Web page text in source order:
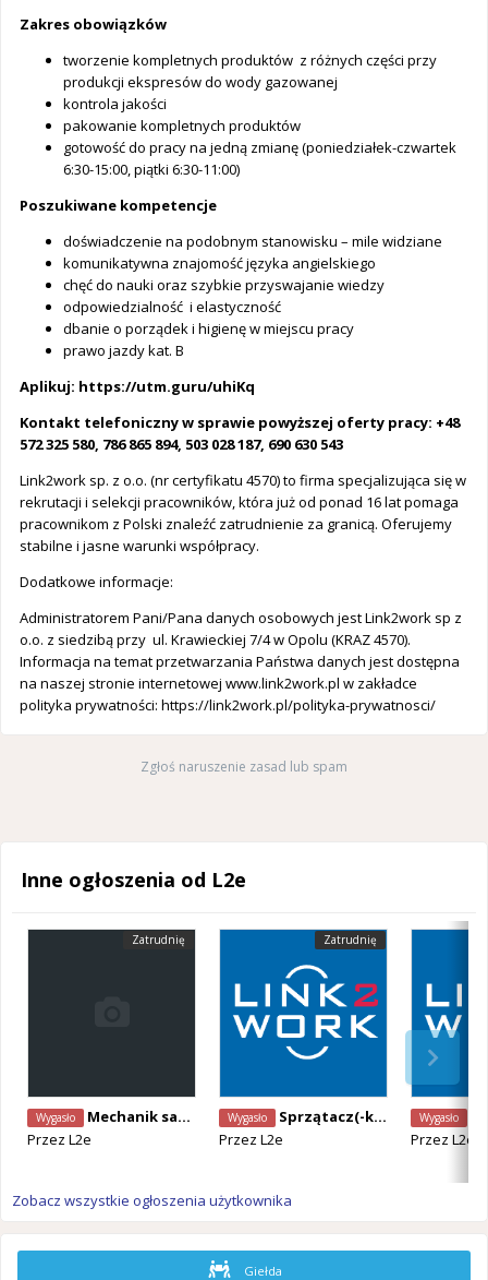
Zakres obowiązków
tworzenie kompletnych produktów z różnych części przy
produkcji ekspresów do wody gazowanej
kontrola jakości
pakowanie kompletnych produktów
gotowość do pracy na jedną zmianę (poniedziałek-czwartek
6:30-15:00, piątki 6:30-11:00)
Poszukiwane kompetencje
doświadczenie na podobnym stanowisku – mile widziane
komunikatywna znajomość języka angielskiego
chęć do nauki oraz szybkie przyswajanie wiedzy
odpowiedzialność i elastyczność
dbanie o porządek i higienę w miejscu pracy
prawo jazdy kat. B
Aplikuj: https://utm.guru/uhiKq
Kontakt telefoniczny w sprawie powyższej oferty pracy: +48
572 325 580, 786 865 894, 503 028 187, 690 630 543
Link2work sp. z o.o. (nr certyfikatu 4570) to firma specjalizująca się w
rekrutacji i selekcji pracowników, która już od ponad 16 lat pomaga
pracownikom z Polski znaleźć zatrudnienie za granicą. Oferujemy
stabilne i jasne warunki współpracy.
Dodatkowe informacje:
Administratorem Pani/Pana danych osobowych jest Link2work sp z
o.o. z siedzibą przy ul. Krawieckiej 7/4 w Opolu (KRAZ 4570).
Informacja na temat przetwarzania Państwa danych jest dostępna
na naszej stronie internetowej www.link2work.pl w zakładce
polityka prywatności: https://link2work.pl/polityka-prywatnosci/
Zgłoś naruszenie zasad lub spam
Inne ogłoszenia od L2e
Zatrudnię
Wygasło
Mechanik samochodów ciężarowych (K/M), 500–530 € netto/tydz., Zulte, Belgia
Przez L2e
Zatrudnię
Wygasło
Sprzątacz(-ka) (obsługa zaplecza produkcyjnego), 15,69€/h, Roeselare, Belgia
Przez L2e
Wygasło
Przez L2e
Zobacz wszystkie ogłoszenia użytkownika
Giełda